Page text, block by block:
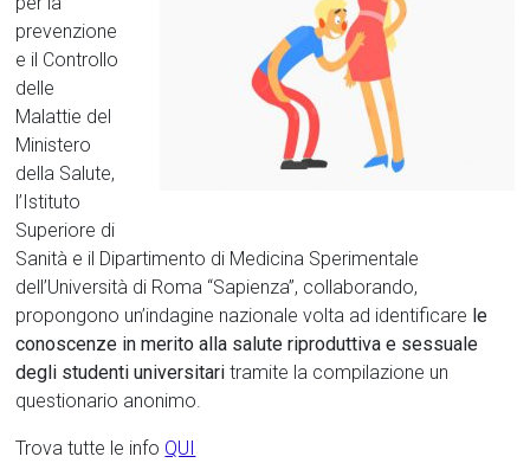
prevenzione
e il Controllo
delle
Malattie del
Ministero
della Salute,
l’Istituto
Superiore di
Sanità e il Dipartimento di Medicina Sperimentale
dell’Università di Roma “Sapienza”, collaborando,
propongono un’indagine nazionale volta ad identificare le
conoscenze in merito alla salute riproduttiva e sessuale
degli studenti universitari tramite la compilazione un
questionario anonimo.
Trova tutte le info QUI